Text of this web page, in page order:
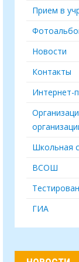
Прием в
Новости
Контакты
Интернет-
Школьная
ВСОШ
ГИА